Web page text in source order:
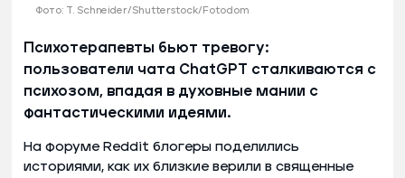
Фото: T. Schneider/Shutterstock/Fotodom
Психотерапевты бьют тревогу:
пользователи чата ChatGPT сталкиваются с
психозом, впадая в духовные мании с
фантастическими идеями.
На форуме Reddit блогеры поделились
историями, как их близкие верили в священные